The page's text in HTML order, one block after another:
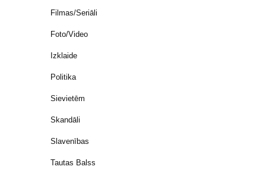
Filmas/Seriāli
Foto/Video
Izklaide
Politika
Sievietēm
Skandāli
Slavenības
Tautas Balss